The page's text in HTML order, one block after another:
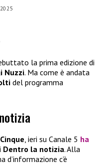
la prima edizione di
Nuzzi. Ma come è andata
del programma
, ieri su Canale 5 ha
Dentro la notizia. Alla
d’informazione c’è